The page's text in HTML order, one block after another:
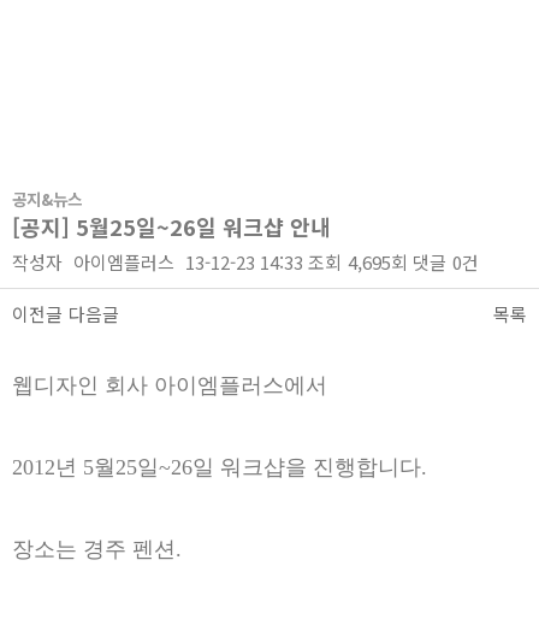
공지&뉴스
[공지] 5월25일~26일 워크샵 안내
작성자 아이엠플러스 13-12-23 14:33 조회 4,695회 댓글 0건
이전글 다음글
목록
웹디자인 회사 아이엠플러스에서
2012년 5월25일~26일 워크샵을 진행합니다.
장소는 경주 펜션.